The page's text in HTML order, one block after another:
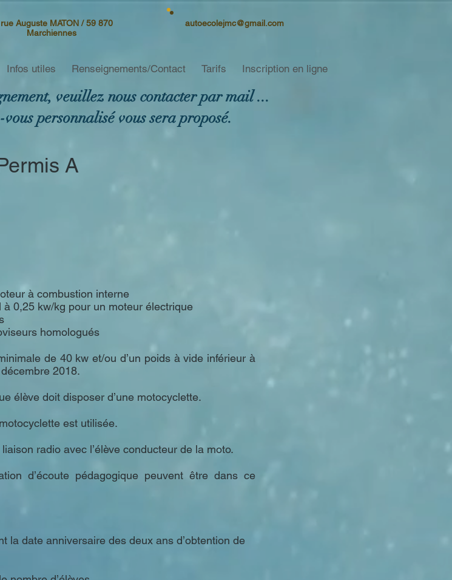
Auguste MATON / 59 870
Marchiennes
autoecolejmc@gmail.com
Infos utiles Renseignements/Contact Tarifs Inscription en ligne
veuillez nous contacter par mail ...
personnalisé vous sera proposé.
A
à combustion interne
0,25 kw/kg pour un moteur électrique
homologués
de 40 kw et/ou d’un poids à vide inférieur à
2018.
élève doit disposer d’une motocyclette.
est utilisée.
radio avec l’élève conducteur de la moto.
d’écoute pédagogique peuvent être dans ce
la date anniversaire des deux ans d’obtention de